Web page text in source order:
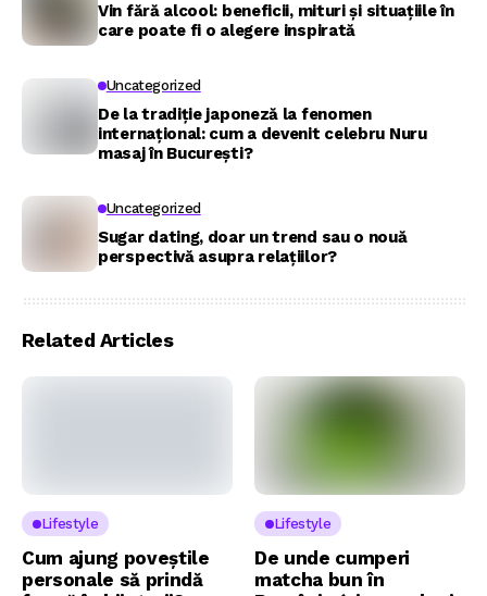
Vin fără alcool: beneficii, mituri și situațiile în
care poate fi o alegere inspirată
Uncategorized
De la tradiție japoneză la fenomen
internațional: cum a devenit celebru Nuru
masaj în București?
Uncategorized
Sugar dating, doar un trend sau o nouă
perspectivă asupra relațiilor?
Related Articles
Lifestyle
Cum ajung poveștile
personale să prindă
Lifestyle
De unde cumperi
matcha bun în